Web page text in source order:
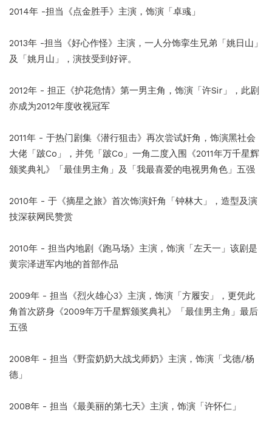
2014年 -担当《点金胜手》主演，饰演「卓彧」
2013年 -担当《好心作怪》主演，一人分饰挛生兄弟「姚日山」
及「姚月山」，演技受到好评。
2012年 - 担正《护花危情》第一男主角，饰演「许Sir」，此剧
亦成为2012年度收视冠军
2011年 - 于热门剧集《潜行狙击》再次尝试奸角，饰演黑社会
大佬「跛Co」，并凭「跛Co」一角二度入围《2011年万千星辉
颁奖典礼》「最佳男主角」及「我最喜爱的电视男角色」五强
2010年 - 于《摘星之旅》首次饰演奸角「钟林大」，造型及演
技深获网民赞赏
2010年 - 担当内地剧《跑马场》主演，饰演「左天一」该剧是
黄宗泽进军内地的首部作品
2009年 - 担当《烈火雄心3》主演，饰演「方履安」，更凭此
角首次跻身《2009年万千星辉颁奖典礼》「最佳男主角」最后
五强
2008年 - 担当《野蛮奶奶大战戈师奶》主演，饰演「戈德/杨
德」
2008年 - 担当《最美丽的第七天》主演，饰演「许怀仁」